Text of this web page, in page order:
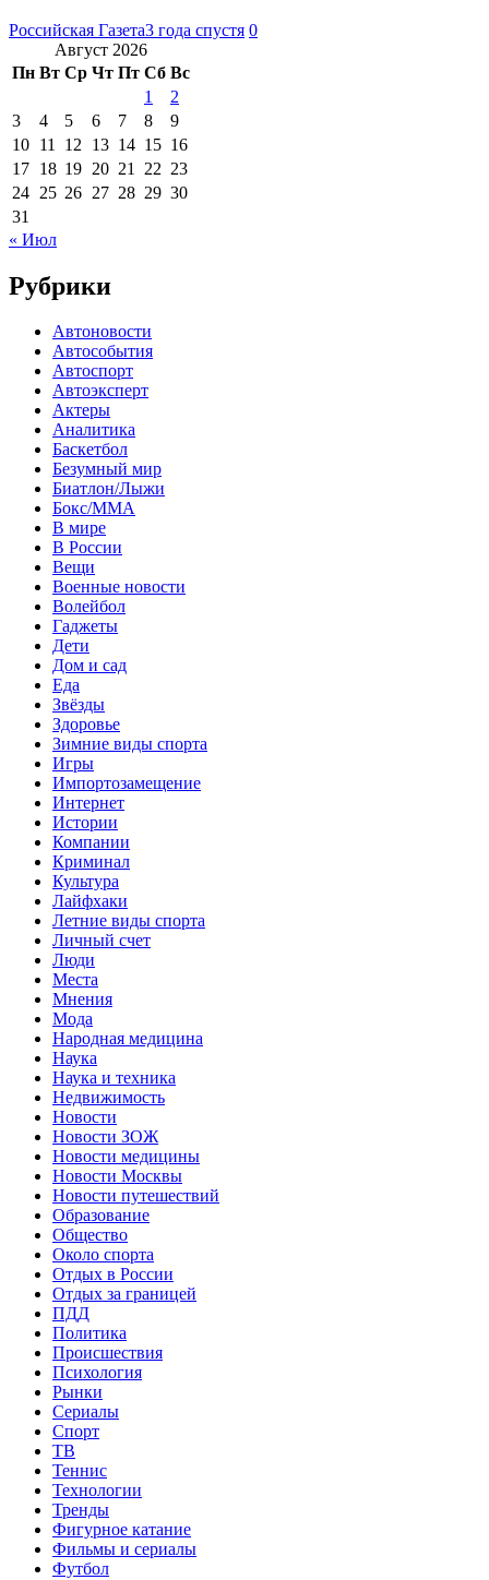
Российская Газета3 года спустя 0
Август 2026
Пн Вт Ср Чт Пт Сб Вс
1
2
3
4 5 6 7 8
9
10 11 12 13 14 15 16
17 18 19 20 21 22 23
24 25 26 27 28 29 30
31
« Июл
Рубрики
Автоновости
Автособытия
Автоспорт
Автоэксперт
Актеры
Аналитика
Баскетбол
Безумный мир
Биатлон/Лыжи
Бокс/MMA
В мире
В России
Вещи
Военные новости
Волейбол
Гаджеты
Дети
Дом и сад
Еда
Звёзды
Здоровье
Зимние виды спорта
Игры
Импортозамещение
Интернет
Истории
Компании
Криминал
Культура
Лайфхаки
Летние виды спорта
Личный счет
Люди
Места
Мнения
Мода
Народная медицина
Наука
Наука и техника
Недвижимость
Новости
Новости ЗОЖ
Новости медицины
Новости Москвы
Новости путешествий
Образование
Общество
Около спорта
Отдых в России
Отдых за границей
ПДД
Политика
Происшествия
Психология
Рынки
Сериалы
Спорт
ТВ
Теннис
Технологии
Тренды
Фигурное катание
Фильмы и сериалы
Футбол